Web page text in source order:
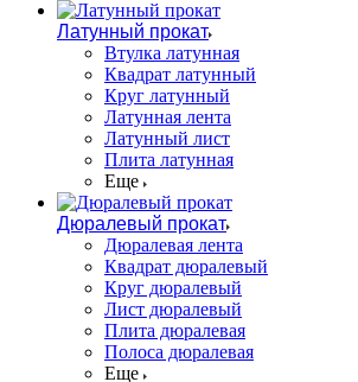
Латунный прокат
Втулка латунная
Квадрат латунный
Круг латунный
Латунная лента
Латунный лист
Плита латунная
Еще
Дюралевый прокат
Дюралевая лента
Квадрат дюралевый
Круг дюралевый
Лист дюралевый
Плита дюралевая
Полоса дюралевая
Еще